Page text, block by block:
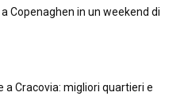
Copenaghen in un weekend di
a Cracovia: migliori quartieri e